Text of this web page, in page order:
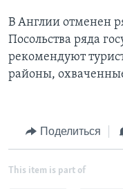
В Англии отменен
Посольства ряда
рекомендуют
районы,
Поделиться
This item is part of